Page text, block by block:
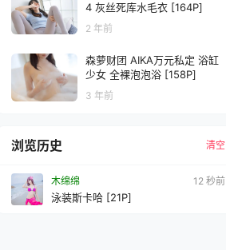
4 灰丝死库水毛衣 [164P]
2 年前
森萝财团 AIKA万元私定 浴缸
少女 全裸泡泡浴 [158P]
3 年前
浏览历史 清空
木绵绵 13 秒前
泳装斯卡哈 [21P]